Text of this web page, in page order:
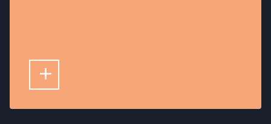
LIRE PLUS D'ARTICLES